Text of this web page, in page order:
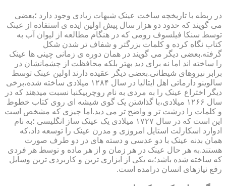
در ربطه با تاریخچه ساخت عینک شبهات زیادی وجود دارد ؛بعضی
می گویند که حدود دو هزار سال پیش اولین ایده ی استفاده از عینک
توسط سنکا فیلسوف رومی که در هنگام مطالعه از لیوان آب به
کتاب نگاه کرده و کلمات بزرگتر و شفاف تر شدن شکل
گرفته.بعضی دیگر می گویند در همان دوره ی زمانی چینی ها عینک
را ساخته اند اما نه برای دید بهتر بلکه محافظت از چشمانشان در
برابر نیروهای شیطانی.بعضی دیگر عقیده دارند اولین عینک توسط
سالوینو دارماتی اهل ایتالیا در سال ۱۲۸۴ میلادی ساخته شده،برخی
دیگر اختراع عینک را به مردی به نام روچربیکنبا نسبت میدهند که در
سال ۱۲۶۶ میلادی،با گذاشتن یک گوی شیشه ای روی کتاب خطوط
و کلمات را درشت تر و واضح تر می دید.اما چیزی که مشخص است
این است که در سال ۱۷۲۷ میلادی یک عینک ساز انگلیسی ؛به نام
ادوارد اسکارلت استایل امروزی و مدرن عینک را توسعه داد،که
همان بدنه عینک با دو عدسی و دسته های در دو طرف صورت
هستند.به هر حال عینک در هر زمان و از هر ماده و توسط هر فردی
که ساخته شده باشد؛به یکی از ابزاری ترین و کاربردی ترین وسایل
رفع نیازهای انسان درامده است.